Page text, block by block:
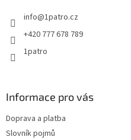
info@1patro.cz
+420 777 678 789
1patro
Informace pro vás
Doprava a platba
Slovník pojmů